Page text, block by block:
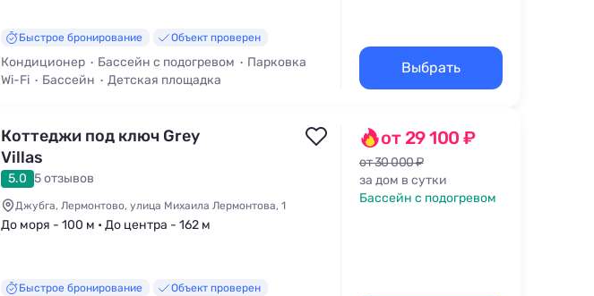
Быстрое бронирование Объект проверен
Кондиционер Бассейн с подогревом
Парковка
Wi-Fi
Бассейн
Детская площадка
Выбрать
Коттеджи под ключ Grey
Villas
5.0 5 отзывов
Джубга, Лермонтово, улица Михаила Лермонтова, 1
До моря - 100 м • До центра - 162 м
Быстрое бронирование Объект проверен
от 29 100 ₽
от 30 000 ₽
за дом в сутки
Бассейн с подогревом